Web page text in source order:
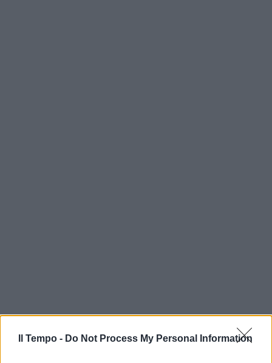
Il Tempo - Do Not Process My Personal Information
In evidenza